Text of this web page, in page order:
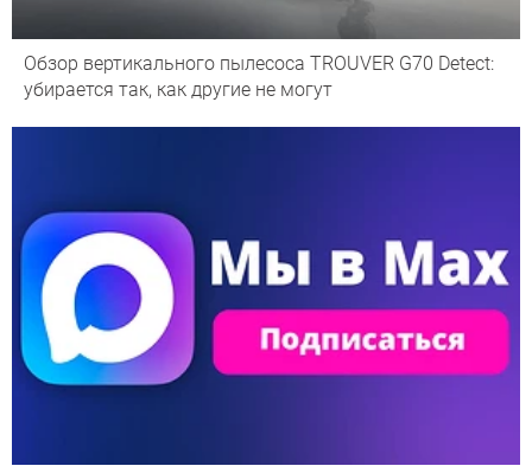
Обзор вертикального пылесоса TROUVER G70 Detect:
убирается так, как другие не могут